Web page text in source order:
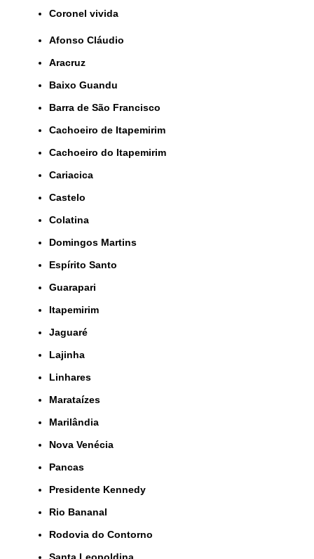
coronel vivida
Afonso Cláudio
Aracruz
Baixo Guandu
Barra de São Francisco
Cachoeiro de Itapemirim
Cachoeiro do Itapemirim
Cariacica
Castelo
Colatina
Domingos Martins
Espírito Santo
Guarapari
Itapemirim
Jaguaré
Lajinha
Linhares
Marataízes
Marilândia
Nova Venécia
Pancas
Presidente Kennedy
Rio Bananal
Rodovia do Contorno